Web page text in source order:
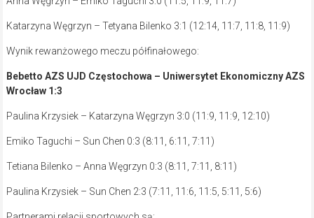
Katarzyna Węgrzyn – Tetyana Bilenko 3:1 (12:14, 11:7, 11:8, 11:9)
Wynik rewanżowego meczu półfinałowego:
Bebetto AZS UJD Częstochowa – Uniwersytet Ekonomiczny AZS
Wrocław 1:3
Paulina Krzysiek – Katarzyna Węgrzyn 3:0 (11:9, 11:9, 12:10)
Emiko Taguchi – Sun Chen 0:3 (8:11, 6:11, 7:11)
Tetiana Bilenko – Anna Węgrzyn 0:3 (8:11, 7:11, 8:11)
Paulina Krzysiek – Sun Chen 2:3 (7:11, 11:6, 11:5, 5:11, 5:6)